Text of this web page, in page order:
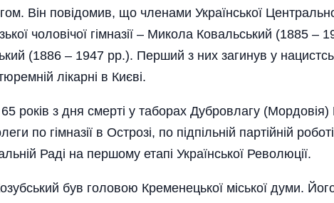
Він повідомив, що членами Української
чоловічої гімназії – Микола Ковальський (1885 –
(1886 – 1947 рр.). Перший з них загинув у
лікарні в Києві.
років з дня смерті у таборах Дубровлагу (Мордовія)
по гімназії в Острозі, по підпільній партійній
Раді на першому етапі Української Революції.
був головою Кременецької міської думи.